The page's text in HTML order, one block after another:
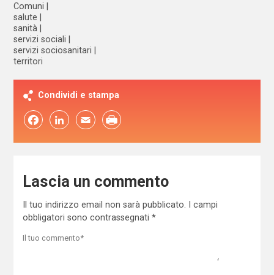
Comuni
salute
sanità
servizi sociali
servizi sociosanitari
territori
Condividi e stampa
FacebookLinkedIn Email
Lascia un commento
Il tuo indirizzo email non sarà pubblicato.
I campi
obbligatori sono contrassegnati *